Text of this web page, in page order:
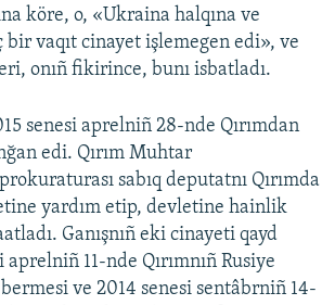
köre, o, «Ukraina halqına ve
bir vaqıt cinayet işlemegen edi», ve
onıñ fikirince, bunı isbatladı.
senesi aprelniñ 28-nde Qırımdan
edi. Qırım Muhtar
sabıq deputatnı Qırımda
yardım etip, devletine hainlik
Ganışnıñ eki cinayeti qayd
11-nde Qırımnıñ Rusiye
ve 2014 senesi sentâbrniñ 14-